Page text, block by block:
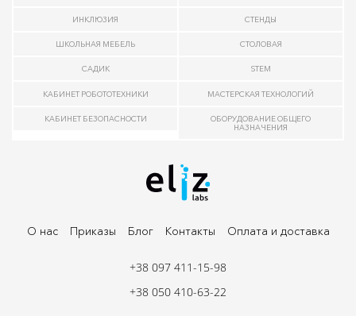
ИНКЛЮЗИЯ СТЕНДЫ
ШКОЛЬНАЯ МЕБЕЛЬ СТОЛОВАЯ
САДИК STEM
КАБИНЕТ РОБОТОТЕХНИКИ МАСТЕРСКАЯ ТЕХНОЛОГИЙ
КАБИНЕТ БЕЗОПАСНОСТИ
ОБОРУДОВАНИЕ ОБЩЕГО
НАЗНАЧЕНИЯ
О нас Приказы Блог Контакты Оплата и доставка
+38 097 411-15-98
+38 050 410-63-22